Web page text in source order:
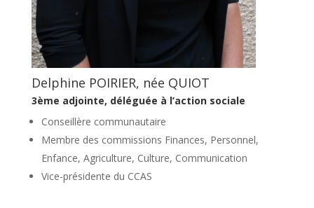
Delphine POIRIER, née QUIOT
3ème adjointe, déléguée à l’action sociale
Conseillère communautaire
Membre des commissions Finances, Personnel,
Enfance, Agriculture, Culture, Communication
Vice-présidente du CCAS